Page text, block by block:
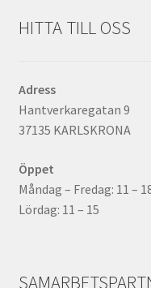
HITTA TILL OSS
Adress
Hantverkaregatan 9
37135 KARLSKRONA
Öppet
Måndag – Fredag: 11 –
Lördag: 11 – 15